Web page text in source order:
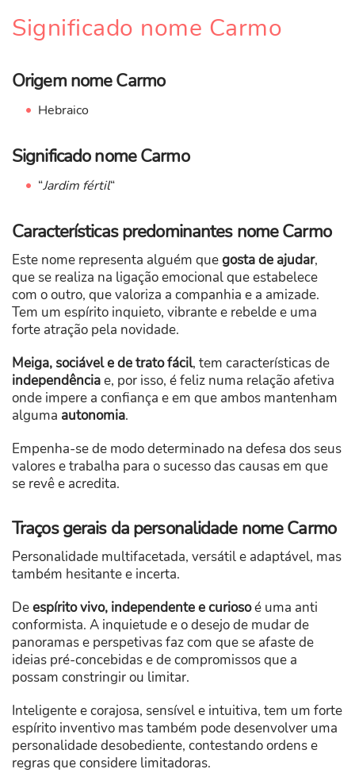
Significado nome Carmo
Origem nome Carmo
Hebraico
Significado nome Carmo
“Jardim fértil“
Características predominantes nome Carmo
Este nome representa alguém quegosta de ajudar,
que se realiza na ligação emocional que estabelece
com o outro, que valoriza a companhia e a amizade.
Tem um espírito inquieto, vibrante e rebelde e uma
forte atração pela novidade.
Meiga, sociável e de trato fácil, tem características de
independênciae, por isso, é feliz numa relação afetiva
onde impere a confiança e em que ambos mantenham
alguma autonomia.
Empenha-se de modo determinado na defesa dos seus
valores e trabalha para o sucesso das causas em que
se revê e acredita.
Traços gerais da personalidade nome Carmo
Personalidade multifacetada, versátil e adaptável, mas
também hesitante e incerta.
Deespírito vivo, independente e curiosoé uma anti
conformista. A inquietude e o desejo de mudar de
panoramas e perspetivas faz com que se afaste de
ideias pré-concebidas e de compromissos que a
possam constringir ou limitar.
Inteligente e corajosa, sensível e intuitiva, tem um forte
espírito inventivo mas também pode desenvolver uma
personalidade desobediente, contestando ordens e
regras que considere limitadoras.